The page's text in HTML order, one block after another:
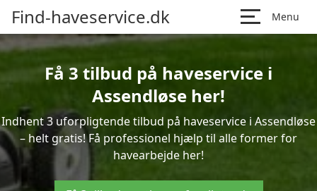
Find-haveservice.dk Menu
Få 3 tilbud på haveservice i
Assendløse her!
Indhent 3 uforpligtende tilbud på haveservice i Assendløse
– helt gratis! Få professionel hjælp til alle former for
havearbejde her!